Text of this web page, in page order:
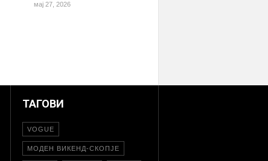
мај 27, 2026
ТАГОВИ
VOGUE
МОДЕН ВИКЕНД-СКОПЈЕ